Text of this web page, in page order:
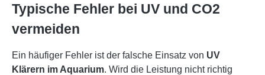
Typische Fehler bei UV und CO2
vermeiden
Ein häufiger Fehler ist der falsche Einsatz von UV
Klärern im Aquarium. Wird die Leistung nicht richtig